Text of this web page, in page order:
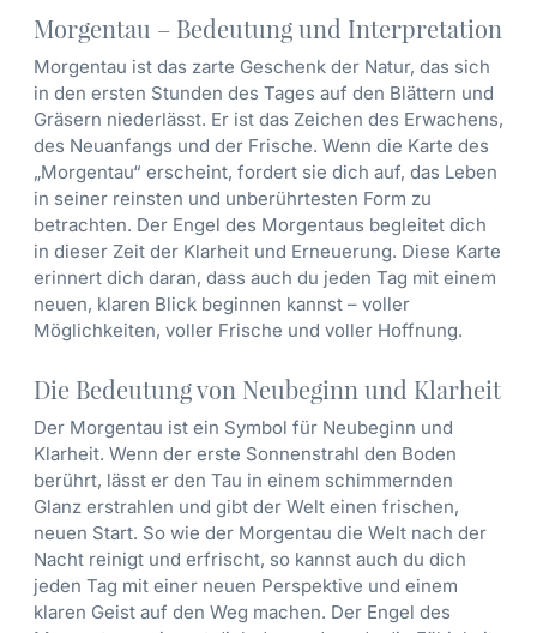
Morgentau – Bedeutung und Interpretation
Morgentau ist das zarte Geschenk der Natur, das sich
in den ersten Stunden des Tages auf den Blättern und
Gräsern niederlässt. Er ist das Zeichen des Erwachens,
des Neuanfangs und der Frische. Wenn die Karte des
„Morgentau“ erscheint, fordert sie dich auf, das Leben
in seiner reinsten und unberührtesten Form zu
betrachten. Der Engel des Morgentaus begleitet dich
in dieser Zeit der Klarheit und Erneuerung. Diese Karte
erinnert dich daran, dass auch du jeden Tag mit einem
neuen, klaren Blick beginnen kannst – voller
Möglichkeiten, voller Frische und voller Hoffnung.
Die Bedeutung von Neubeginn und Klarheit
Der Morgentau ist ein Symbol für Neubeginn und
Klarheit. Wenn der erste Sonnenstrahl den Boden
berührt, lässt er den Tau in einem schimmernden
Glanz erstrahlen und gibt der Welt einen frischen,
neuen Start. So wie der Morgentau die Welt nach der
Nacht reinigt und erfrischt, so kannst auch du dich
jeden Tag mit einer neuen Perspektive und einem
klaren Geist auf den Weg machen. Der Engel des